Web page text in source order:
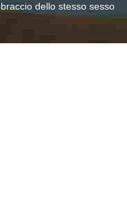
dello stesso sesso